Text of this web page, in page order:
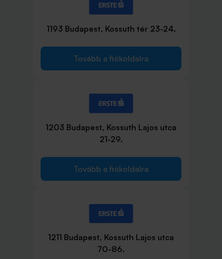
1193 Budapest, Kossuth tér 23-24.
Tovább a fiókoldalra
1203 Budapest, Kossuth Lajos utca
21-29.
Tovább a fiókoldalra
1211 Budapest, Kossuth Lajos utca
70-86.